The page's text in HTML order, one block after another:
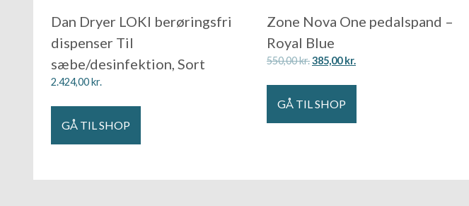
Dan Dryer LOKI berøringsfri
dispenser Til
sæbe/desinfektion, Sort
2.424,00kr.
GÅ TIL SHOP
Zone Nova One pedalspand –
Royal Blue
550,00kr.385,00kr.
GÅ TIL SHOP